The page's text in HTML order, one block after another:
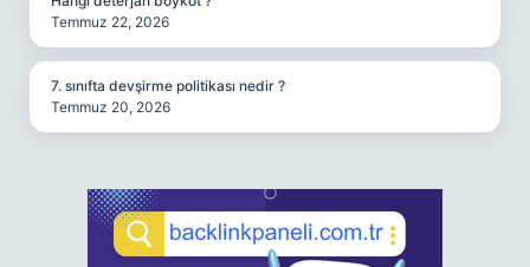
Temmuz 22, 2026
7. sınıfta devşirme politikası nedir ?
Temmuz 20, 2026